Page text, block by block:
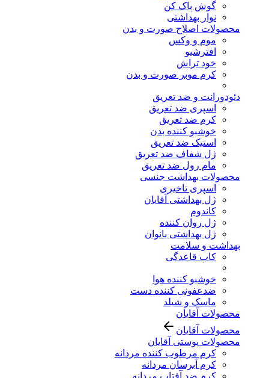
گوش پاک کن
نوار بهداشتی
محصولات اصلاح صورت و بدن
موم و وکس
افترشیو
خود تراش
کرم موبر صورت و بدن
دئودورانت و ضد تعریق
اسپری ضد تعریق
کرم ضد تعریق
خوشبو کننده بدن
استیک ضد تعریق
ژل شفاف ضد تعریق
مام رول ضد تعریق
محصولات بهداشت جنسی
اسپری تاخیری
ژل بهداشتی آقایان
کاندوم
ژل روان کننده
ژل بهداشتی بانوان
بهداشت و سلامت
کاپ قاعدگی
خوشبو کننده هوا
ضدعفونی کننده دست
ماسک و شیلد
محصولات آقایان
محصولات آقایان
محصولات پوستی آقایان
کرم مرطوب کننده مردانه
کرم آبرسان مردانه
کرم ضد آفتاب مردانه